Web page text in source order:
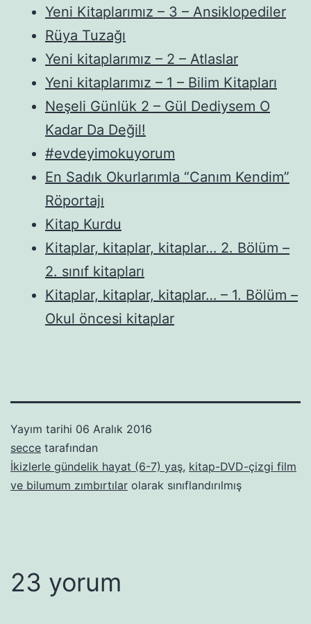
Yeni Kitaplarımız – 3 – Ansiklopediler
Rüya Tuzağı
Yeni kitaplarımız – 2 – Atlaslar
Yeni kitaplarımız – 1 – Bilim Kitapları
Neşeli Günlük 2 – Gül Dediysem O
Kadar Da Değil!
#evdeyimokuyorum
En Sadık Okurlarımla “Canım Kendim”
Röportajı
Kitap Kurdu
Kitaplar, kitaplar, kitaplar… 2. Bölüm –
2. sınıf kitapları
Kitaplar, kitaplar, kitaplar… – 1. Bölüm –
Okul öncesi kitaplar
Yayım tarihi 06 Aralık 2016
secce tarafından
İkizlerle gündelik hayat (6-7) yaş, kitap-DVD-çizgi film
ve bilumum zımbırtılar olarak sınıflandırılmış
23 yorum